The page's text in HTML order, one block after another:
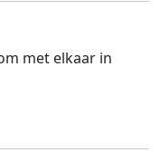
met elkaar in